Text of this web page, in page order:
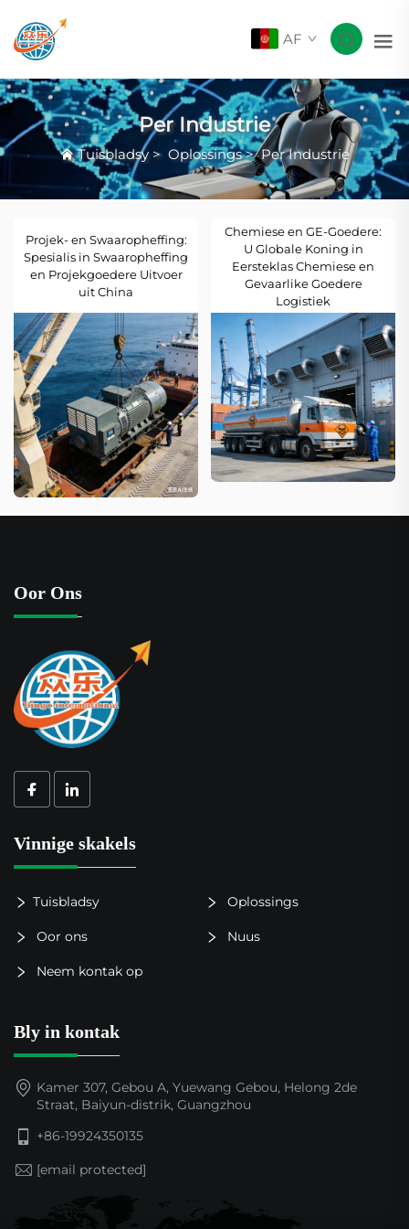
AF
Per Industrie
Tuisbladsy> Oplossings>Per Industrie
Projek- en Swaaropheffing:
Spesialis in Swaaropheffing
en Projekgoedere Uitvoer
uit China
Chemiese en GE-Goedere:
U Globale Koning in
Eersteklas Chemiese en
Gevaarlike Goedere
Logistiek
Oor Ons
Vinnige skakels
Tuisbladsy Oplossings
Oor ons Nuus
Neem kontak op
Bly in kontak
Kamer 307, Gebou A, Yuewang Gebou, Helong 2de
Straat, Baiyun-distrik, Guangzhou
+86-19924350135
[email protected]